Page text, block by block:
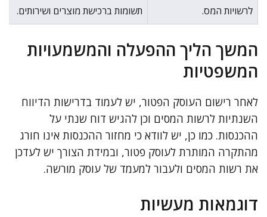
לרשויות המס.
תשומות ברכישת מוצרים ושירותים.
המשך הליך ההפעלה והמשמעויות
המשפטיות
לאחר רישום העוסק הפטור, יש לעמוד בדרישות הדיווח
השנתיות לרשות המסים וכן להגיש דוח שנתי על
ההכנסות. כמו כן, יש לוודא כי מחזור ההכנסות אינו חורג
מהתקרה המותרת לעוסק פטור, ובמידת הצורך יש לעדכן
את רשות המסים ולעבור למעמד של עוסק מורשה.
דוגמאות מעשיות